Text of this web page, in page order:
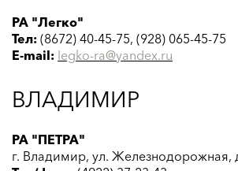
РА "Легко"
Тел: (8672) 40-45-75, (928) 065-45-75
E-mail: legko-ra@yandex.ru
ВЛАДИМИР
РА "ПЕТРА"
г. Владимир, ул. Железнодорожная,